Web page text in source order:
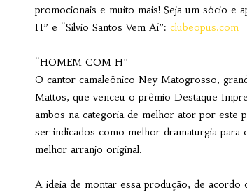
promocionais e muito mais! Seja um sócio e
H” e “Silvio Santos Vem Aí”: clubeopus.com
“HOMEM COM H”
O cantor camaleônico Ney Matogrosso,
Mattos, que venceu o prêmio Destaque
ambos na categoria de melhor ator por este
ser indicados como melhor dramaturgia
melhor arranjo original.
A ideia de montar essa produção, de